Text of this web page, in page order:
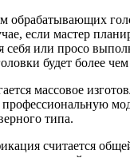
обрабатывающих
если мастер
себя или просо
будет более чем
массовое
профессиональную
типа.
считается